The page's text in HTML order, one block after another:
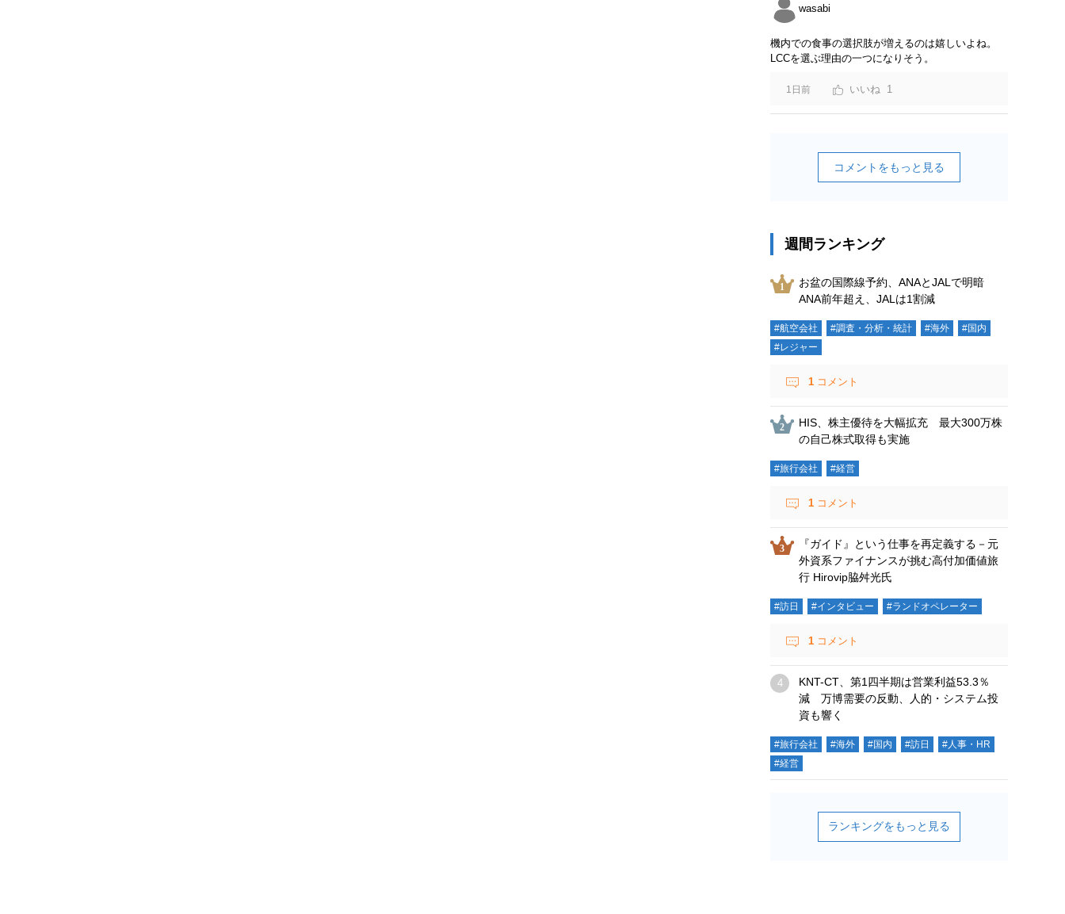
wasabi
機内での食事の選択肢が増えるのは嬉しいよね。
LCCを選ぶ理由の一つになりそう。
1日前 1
コメントをもっと見る
週間ランキング
お盆の国際線予約、ANAとJALで明暗
ANA前年超え、JALは1割減
#航空会社 #調査・分析・統計 #海外
#国内
#レジャー
1 コメント
HIS、株主優待を大幅拡充 最大300万株
の自己株式取得も実施
#旅行会社 #経営
1 コメント
『ガイド』という仕事を再定義する－元
外資系ファイナンスが挑む高付加価値旅
行 Hirovip脇舛光氏
#訪日 #インタビュー #ランドオペレーター
1 コメント
KNT-CT、第1四半期は営業利益53.3％
減 万博需要の反動、人的・システム投
資も響く
#旅行会社 #海外 #国内 #訪日
#人事・HR
#経営